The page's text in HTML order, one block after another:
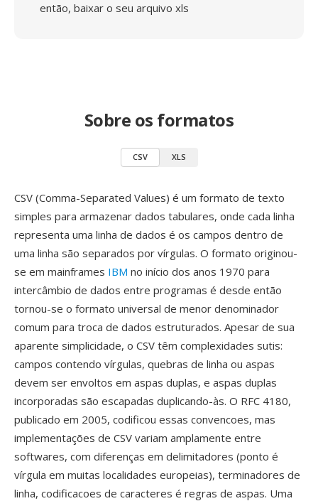
então, baixar o seu arquivo xls
Sobre os formatos
CSV XLS
CSV (Comma-Separated Values) é um formato de texto
simples para armazenar dados tabulares, onde cada linha
representa uma linha de dados é os campos dentro de
uma linha são separados por vírgulas. O formato originou-
se em mainframes IBM no início dos anos 1970 para
intercâmbio de dados entre programas é desde então
tornou-se o formato universal de menor denominador
comum para troca de dados estruturados. Apesar de sua
aparente simplicidade, o CSV têm complexidades sutis:
campos contendo vírgulas, quebras de linha ou aspas
devem ser envoltos em aspas duplas, e aspas duplas
incorporadas são escapadas duplicando-às. O RFC 4180,
publicado em 2005, codificou essas convencoes, mas
implementações de CSV variam amplamente entre
softwares, com diferenças em delimitadores (ponto é
vírgula em muitas localidades europeias), terminadores de
linha, codificacoes de caracteres é regras de aspas. Uma